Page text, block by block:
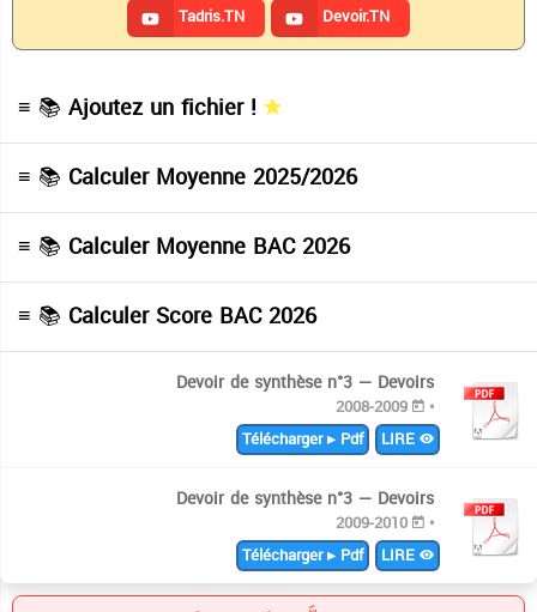
Tadris.TN Devoir.TN
≡ 📚 Ajoutez un fichier !
≡ 📚 Calculer Moyenne 2025/2026
≡ 📚 Calculer Moyenne BAC 2026
≡ 📚 Calculer Score BAC 2026
Devoir de synthèse n°3 — Devoirs
•
Télécharger ▸ Pdf
Devoir de synthèse n°3 — Devoirs
•
Télécharger ▸ Pdf